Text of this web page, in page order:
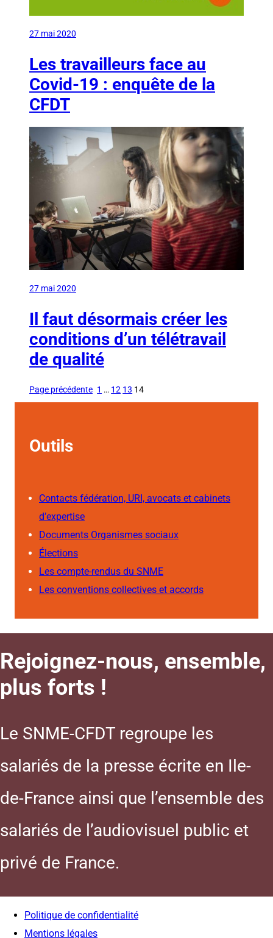
27 mai 2020
Les travailleurs face au
Covid-19 : enquête de la
CFDT
27 mai 2020
Il faut désormais créer les
conditions d’un télétravail
de qualité
Page précédente 1 … 12 13 14
Outils
Contacts fédération, URI, avocats et cabinets
d’expertise
Documents Organismes sociaux
Élections
Les compte-rendus du SNME
Les conventions collectives et accords
Rejoignez-nous, ensemble,
plus forts !
Le SNME-CFDT regroupe les
salariés de la presse écrite en Ile-
de-France ainsi que l’ensemble des
salariés de l’audiovisuel public et
privé de France.
Politique de confidentialité
Mentions légales